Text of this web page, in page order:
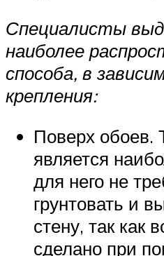
Специалисты
наиболее
способа, в
крепления:
Поверх обоев.
является
для него не
грунтовать и
стену, так как
сделано при